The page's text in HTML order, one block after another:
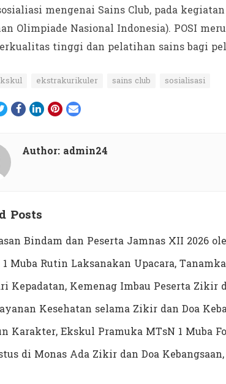
mengenai Sains Club, pada
Olimpiade Nasional Indonesia). POSI
tinggi dan pelatihan sains bagi
ekstrakurikuler sains club sosialisasi
Twitter
Facebook
LinkedIn
Pinterest
Email
Author: admin24
Posts
Bindam dan Peserta Jamnas XII 2026
Muba Rutin Laksanakan Upacara,
Kepadatan, Kemenag Imbau Peserta Zikir
Kesehatan selama Zikir dan Doa
Karakter, Ekskul Pramuka MTsN 1 Muba
di Monas Ada Zikir dan Doa